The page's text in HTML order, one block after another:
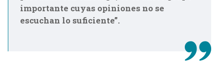
importante cuyas opiniones no se
escuchan lo suficiente”.